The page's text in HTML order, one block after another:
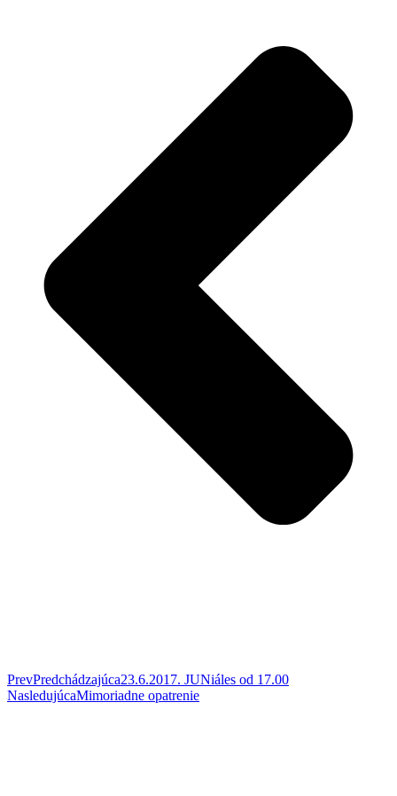
PrevPredchádzajúca23.6.2017. JUNiáles od 17.00
NasledujúcaMimoriadne opatrenie